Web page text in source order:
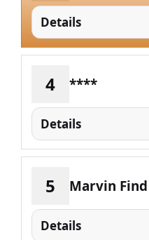
Details
4 ****
Details
5 Marvin Find
Details